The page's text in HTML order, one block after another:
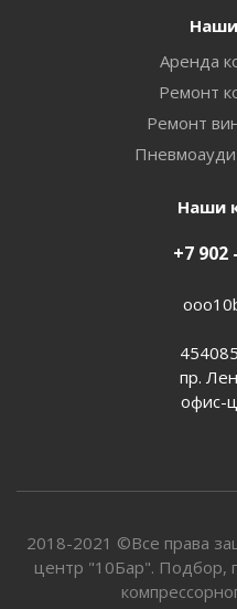
Наши
Аренда
Ремонт
Ремонт
Наши
+7 902
пр.
офис-
2018-2021 ©Все права
центр "10Бар". Подбор,